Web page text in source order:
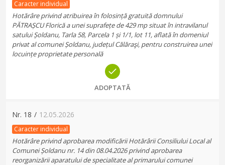
Caracter individual
Hotărâre privind atribuirea în folosință gratuită domnului
PĂTRAȘCU Florică a unei suprafețe de 429 mp situat în intravilanul
satului Șoldanu, Tarla 58, Parcela 1 și 1/1, lot 11, aflată în domeniul
privat al comunei Șoldanu, județul Călăraşi, pentru construirea unei
locuințe proprietate personală
ADOPTATĂ
Nr. 18 / 12.05.2026
Caracter individual
Hotărâre privind aprobarea modificării Hotărârii Consiliului Local al
Comunei Șoldanu nr. 14 din 08.04.2026 privind aprobarea
reorganizării aparatului de specialitate al primarului comunei